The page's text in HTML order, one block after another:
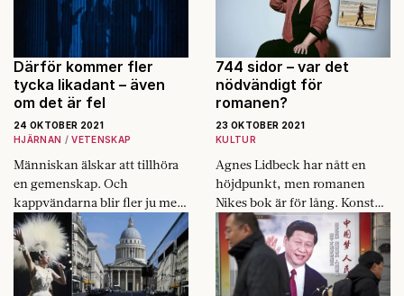
Därför kommer fler
tycka likadant – även
om det är fel
24 OKTOBER 2021
HJÄRNAN
VETENSKAP
Människan älskar att tillhöra
en gemenskap. Och
kappvändarna blir fler ju mer
komplex världen blir.
744 sidor – var det
nödvändigt för
romanen?
23 OKTOBER 2021
KULTUR
Agnes Lidbeck har nått en
höjdpunkt, men romanen
Nikes bok är för lång. Konst
handlar ju om att begränsa,
skriver Fokus recensent.